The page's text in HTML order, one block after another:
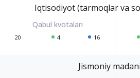
Iqtisodiyot (tarmoqlar va
20 4 16
Jismoniy